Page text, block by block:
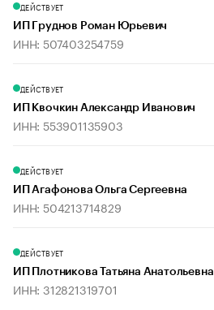
ДЕЙСТВУЕТ
ИП Груднов Роман Юрьевич
ИНН: 507403254759
ДЕЙСТВУЕТ
ИП Квочкин Александр Иванович
ИНН: 553901135903
ДЕЙСТВУЕТ
ИП Агафонова Ольга Сергеевна
ИНН: 504213714829
ДЕЙСТВУЕТ
ИП Плотникова Татьяна Анатольевна
ИНН: 312821319701